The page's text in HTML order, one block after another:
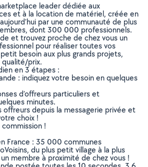
leader dédiée aux
et à la location de matériel, créée en
par une communauté de plus
dont 300 000 professionnels.
et trouvez proche de chez vous un
pour réaliser toutes vos
besoin aux plus grands projets,
prix.
en 3 étapes :
: indiquez votre besoin en quelques
d’offreurs particuliers et
minutes.
offreurs depuis la messagerie privée et
choix !
!
France : 35 000 communes
du plus petit village à la plus
membre à proximité de chez vous !